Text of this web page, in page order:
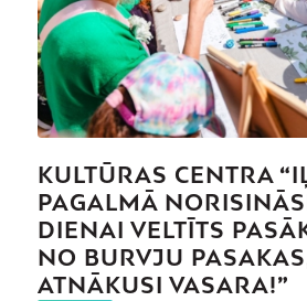
KULTŪRAS CENTRA
PAGALMĀ
DIENAI VELTĪTS
NO BURVJU
ATNĀKUSI VASARA!”